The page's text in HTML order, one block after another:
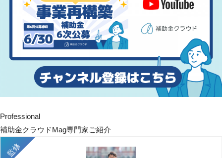
Professional
補助金クラウドMag専門家ご紹介